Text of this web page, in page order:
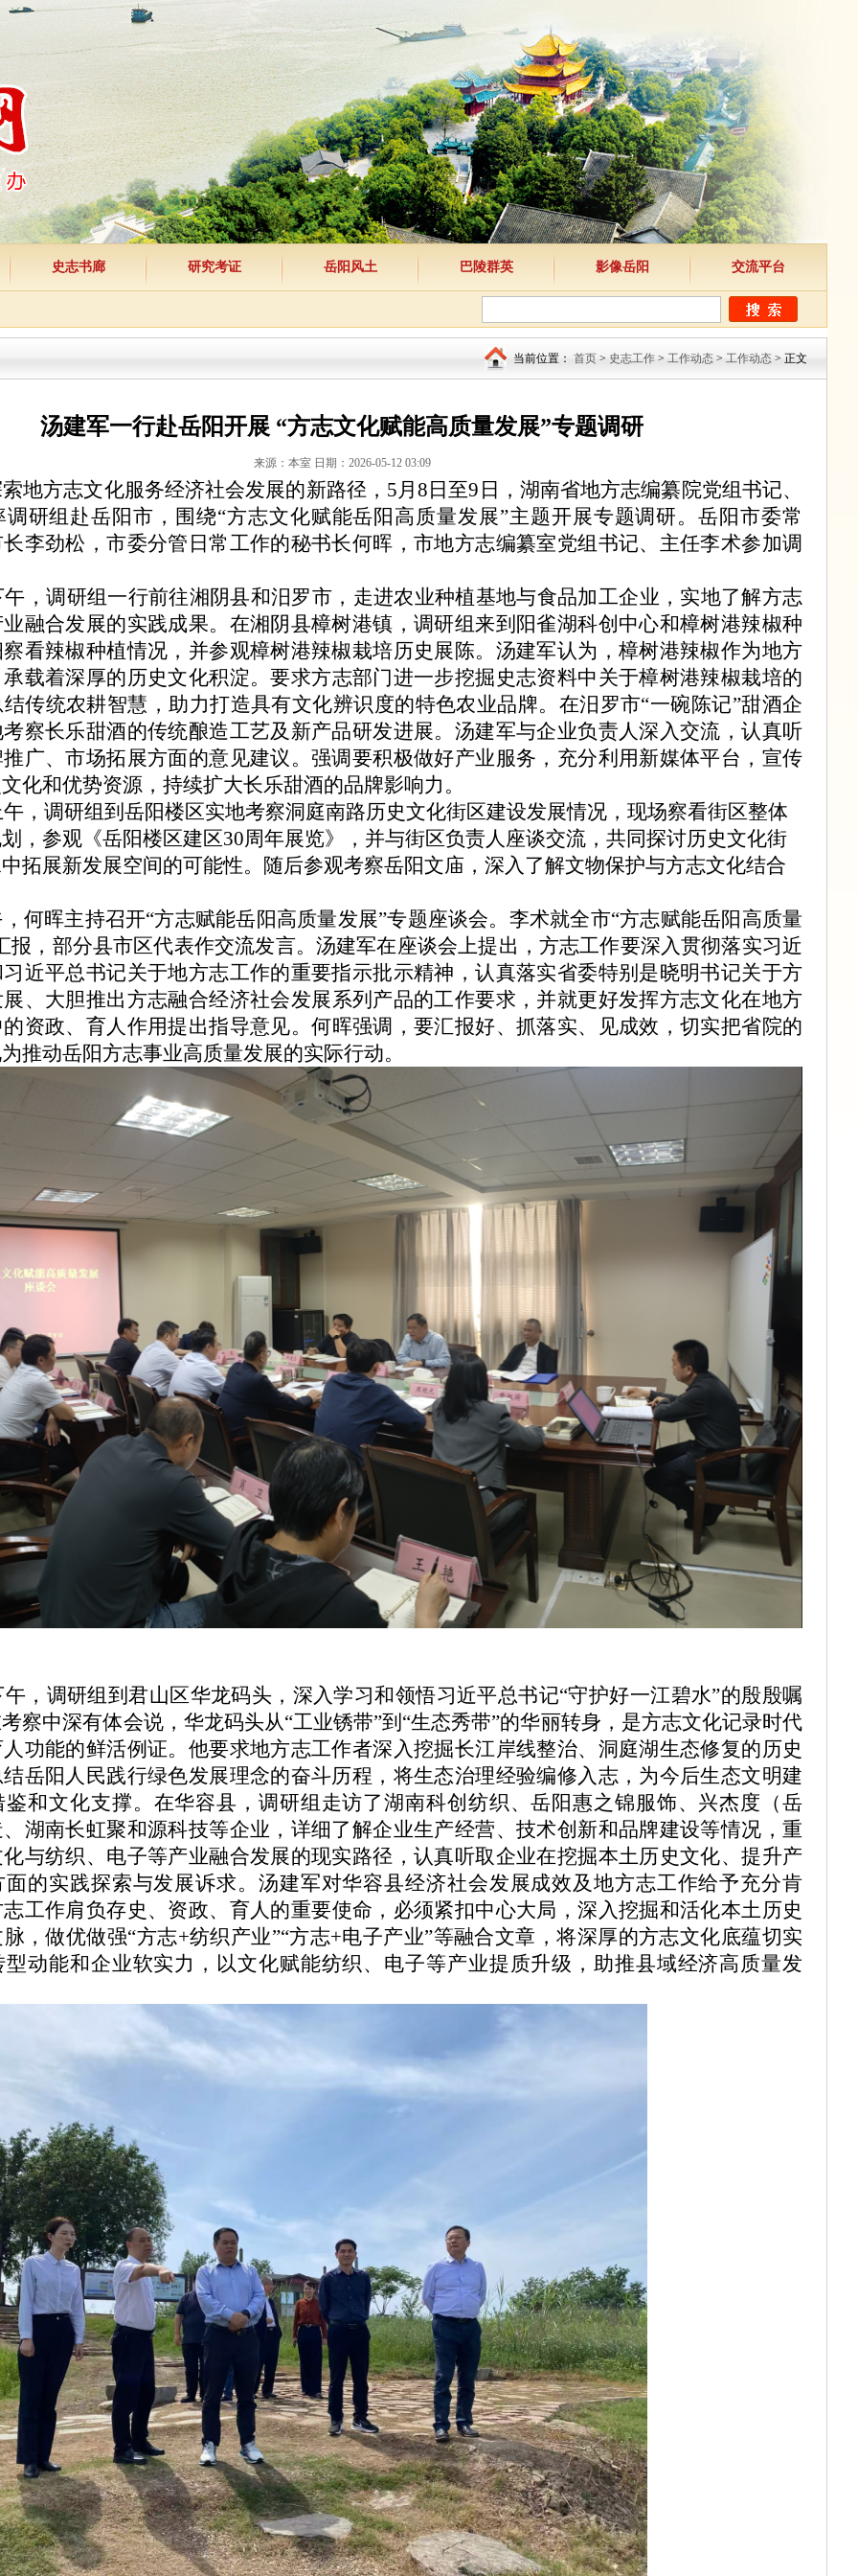
史志书廊 研究考证 岳阳风土 巴陵群英 影像岳阳 交流平台
当前位置： 首页 > 史志工作 > 工作动态 > 工作动态 > 正文
汤建军一行赴岳阳开展 “方志文化赋能高质量发展”专题调研
来源：本室 日期： 2026-05-12 03:09
地方志文化服务经济社会发展的新路径， 5月8日至9日，湖南省地方志编纂院党组书记、
研组赴岳阳市，围绕“方志文化赋能岳阳高质量发展”主题开展专题调研。岳阳市委常
李劲松，市委分管日常工作的秘书长何晖，市地方志编纂室党组书记、主任李术参加调
午，调研组一行前往湘阴县和汨罗市，走进农业种植基地与食品加工企业，实地了解方志
融合发展的实践成果。在湘阴县樟树港镇，调研组来到阳雀湖科创中心和樟树港辣椒种
看辣椒种植情况，并参观樟树港辣椒栽培历史展陈。汤建军认为 ，樟树港辣椒作为地方
载着深厚的历史文化积淀。要求方志部门进一步挖掘史志资料中关于樟树港辣椒栽培的
传统农耕智慧，助力打造具有文化辨识度的特色农业品牌。 在汨罗市“一碗陈记”甜酒企
察长乐甜酒的传统酿造工艺及新产品研发进展。汤建军与企业负责人深入交流，认真听
广、市场拓展方面的意见建议。强调要积极做好产业服务，充分利用新媒体平台，宣传
化和优势资源，持续扩大长乐甜酒的品牌影响力。
，调研组到 岳阳楼区实地考察洞庭南路历史文化街区建设发展情况，现场察看街区整体
，参观《岳阳楼区建区30周年展览》，并与街区负责人座谈交流，共同探讨历史文化街
拓展新发展空间的可能性。 随后参观考察岳阳文庙，深入了解文物保护与方志文化结合
何晖主持召开“方志赋能岳阳高质量发展”专题座谈会。李术就全市“方志赋能岳阳高质量
报，部分县市区代表作交流发言。汤建军在座谈会上提出，方志工作要深入贯彻落实习近
近平总书记关于地方志工作的重要指示批示精神，认真落实省委特别是晓明书记关于方
、大胆推出方志融合经济社会发展系列产品的工作要求，并就更好发挥方志文化在地方
资政、育人作用提出指导意见。何晖强调，要汇报好、抓落实、见成效，切实把省院的
推动岳阳方志事业高质量发展的实际行动。
，调研组到君山区华龙码头，深入学习和领悟习近平总书记“守护好一江碧水”的殷殷嘱
察中深有体会说，华龙码头从“工业锈带”到“生态秀带”的华丽转身，是方志文化记录时代
功能的鲜活例证。他要求地方志工作者深入挖掘长江岸线整治、洞庭湖生态修复的历史
岳阳人民践行绿色发展理念的奋斗历程，将生态治理经验编修入志，为今后生态文明建
和文化支撑。 在华容县 ，调研组走访了湖南科创纺织、岳阳惠之锦服饰、兴杰度（岳
湖南长虹聚和源科技等企业，详细了解企业生产经营、技术创新和品牌建设等情况，重
与纺织、电子等产业融合发展的现实路径，认真听取企业在挖掘本土历史文化、提升产
面的实践探索与发展诉求。汤建军对华容县经济社会发展成效及地方志工作给予充分肯
工作肩负存史、资政、育人的重要使命，必须紧扣中心大局，深入挖掘和活化本土历史
，做优做强“方志+纺织产业”“方志+电子产业”等融合文章，将深厚的方志文化底蕴切实
动能和企业软实力，以文化赋能纺织、电子等产业提质升级，助推县域经济高质量发